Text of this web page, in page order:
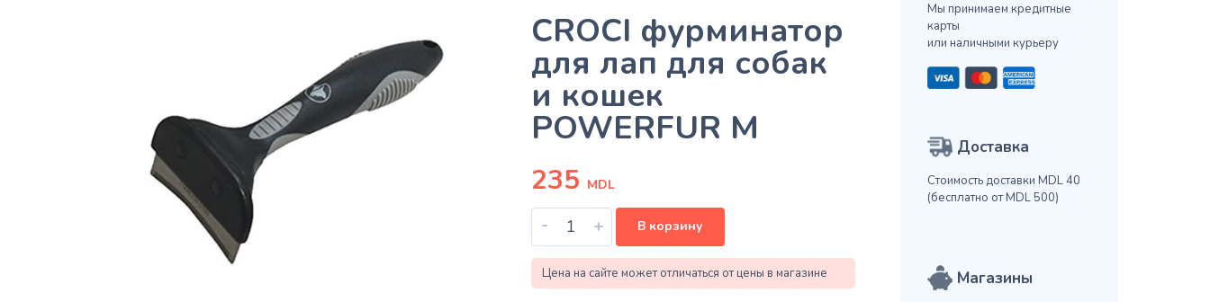
CROCI фурминатор
для лап для собак
и кошек
POWERFUR M
235 MDL
- + В корзину
Цена на сайте может отличаться от цены в магазине
Мы принимаем кредитные
карты
или наличными курьеру
Доставка
Стоимость доставки MDL 40
(бесплатно от MDL 500)
Магазины